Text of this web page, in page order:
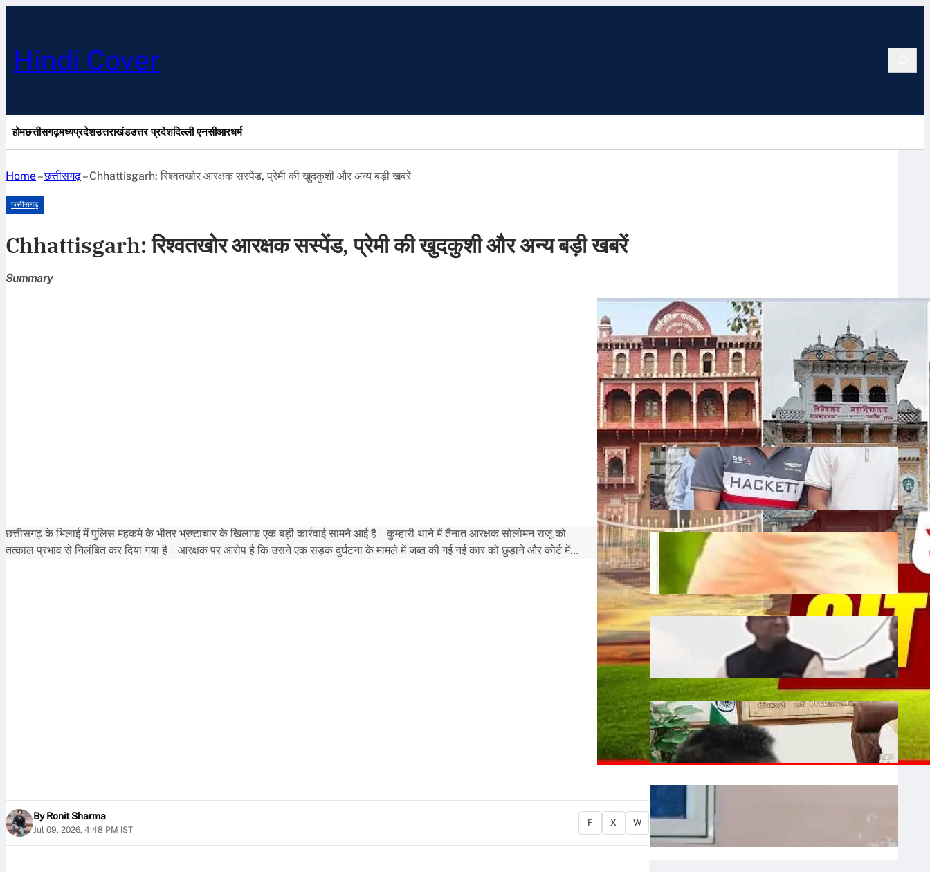
Hindi Cover
होमछत्तीसगढ़मध्यप्रदेशउत्तराखंडउत्तर प्रदेशदिल्ली एनसीआरधर्म
Home–छत्तीसगढ़–Chhattisgarh: रिश्वतखोर आरक्षक सस्पेंड, प्रेमी की खुदकुशी और अन्य बड़ी खबरें
छत्तीसगढ़
Chhattisgarh: रिश्वतखोर आरक्षक सस्पेंड, प्रेमी की खुदकुशी और अन्य बड़ी खबरें
Summary
छत्तीसगढ़ के भिलाई में पुलिस महकमे के भीतर भ्रष्टाचार के खिलाफ एक बड़ी कार्रवाई सामने आई है। कुम्हारी थाने में तैनात आरक्षक सोलोमन राजू को
तत्काल प्रभाव से निलंबित कर दिया गया है। आरक्षक पर आरोप है कि उसने एक सड़क दुर्घटना के मामले में जब्त की गई नई कार को छुड़ाने और कोर्ट में…
ByRonit Sharma
Jul 09, 2026, 4:48 PM IST
F X W
Recent
Jagannath: एटी पैलेस में भगवान जगन्नाथ की
स्थापना, डिप्टी सीएम अरुण साव ने रथ यात्रा को
दिखाई हरी झंडी
July 10, 2026.Ronit Sharma
Plantation: यूपी में 12 जुलाई को लगेंगे 35
करोड़ पौधे, CM योगी करेंगे अभियान की शुरुआत
July 10, 2026 Ronit Sharma
Liquor: छत्तीसगढ़ में बीजेपी विधायक शकुंतला
पोर्ते का शराबबंदी पर बड़ा बयान, वीडियो वायरल
July 10, 2026
Water: उत्तराखंड में भूजल संरक्षण पर जोर, मुख्य
सचिव ने दिए सख्त निर्देश
Ronit Sharma
July 9, 2026